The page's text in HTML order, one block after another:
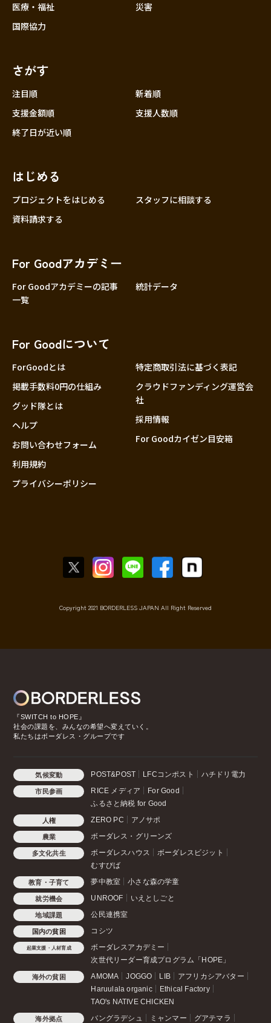
医療・福祉
国際協力
災害
さがす
注目順
新着順
支援金額順
支援人数順
終了日が近い順
はじめる
プロジェクトをはじめる
スタッフに相談する
資料請求する
For Goodアカデミー
For Goodアカデミーの記事
一覧
統計データ
For Goodについて
ForGoodとは
掲載手数料0円の仕組み
グッド隊とは
ヘルプ
お問い合わせフォーム
利用規約
プライバシーポリシー
特定商取引法に基づく表記
クラウドファンディング運営会
社
採用情報
For Goodカイゼン目安箱
Copyright 2021 BORDERLESS JAPAN All Right Reserved
『SWITCH to HOPE』
社会の課題を、みんなの希望へ変えていく。
私たちはボーダレス・グループです
気候変動 POST&POST LFCコンポスト ハチドリ電力
市民参画 RICE メディア
For Good
ふるさと納税 for Good
人権 ZERO PC アノサポ
農業 ボーダレス・グリーンズ
多文化共生 ボーダレスハウス
ボーダレスビジット
むすびば
教育・子育て 夢中教室 小さな森の学童
就労機会 UNROOF いえとしごと
地域課題 公民連携室
国内の貧困 コシツ
起業支援・人材育成
ボーダレスアカデミー
次世代リーダー育成プログラム「HOPE」
海外の貧困 AMOMA JOGGO LIB
アフリカシアバター
Haruulala organic
Ethical Factory
TAO's NATIVE CHICKEN
海外拠点 バングラデシュ ミャンマー グアテマラ